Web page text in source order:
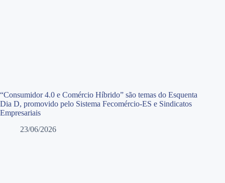
“Consumidor 4.0 e Comércio Híbrido” são temas do Esquenta
Dia D, promovido pelo Sistema Fecomércio-ES e Sindicatos
Empresariais
23/06/2026